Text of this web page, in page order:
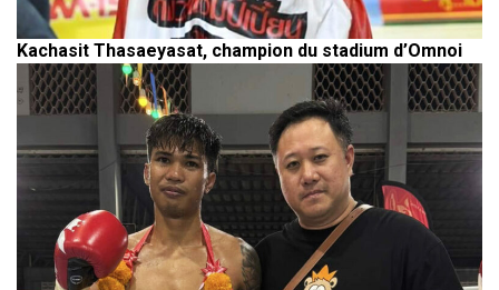
Kachasit Thasaeyasat, champion du stadium d’Omnoi